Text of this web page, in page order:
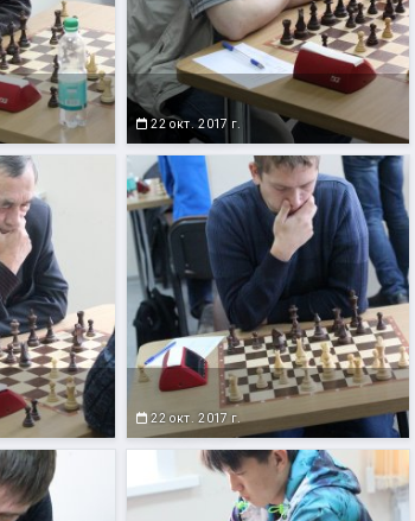
22 окт. 2017 г.
22 окт. 2017 г.